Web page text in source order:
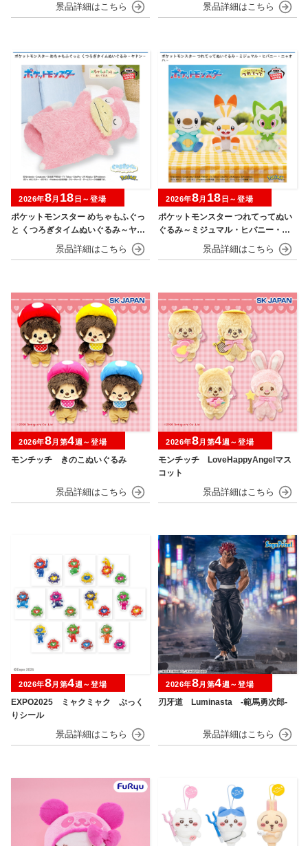
ポケットモンスター めちゃもふぐっ
と くつろぎタイムぬいぐるみ～ヤド
2026年8月 18 日～登場
ポケットモンスター つれてってぬい
ぐるみ～ミジュマル・ヒバニー・ニ
2026年8月 18 日～登場
モンチッチ きのこぬいぐるみ
2026年8月第4週～登場
モンチッチ LoveHappyAngelマス
コット
2026年8月第4週～登場
EXPO2025 ミャクミャク ぷっく
りシール
2026年8月第4週～登場
刃牙道 Luminasta ‐範馬勇次郎‐
2026年8月第4週～登場